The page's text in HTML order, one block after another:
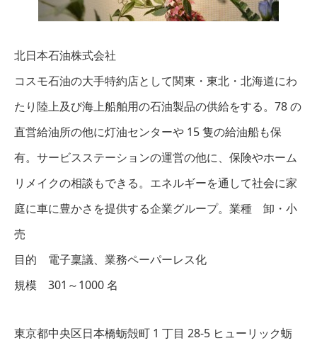
北日本石油株式会社
コスモ石油の大手特約店として関東・東北・北海道にわ
たり陸上及び海上船舶用の石油製品の供給をする。78 の
直営給油所の他に灯油センターや 15 隻の給油船も保
有。サービスステーションの運営の他に、保険やホーム
リメイクの相談もできる。エネルギーを通して社会に家
庭に車に豊かさを提供する企業グループ。業種 卸・小
売
目的 電子稟議、業務ペーパーレス化
規模 301～1000 名
東京都中央区日本橋蛎殻町 1 丁目 28-5 ヒューリック蛎